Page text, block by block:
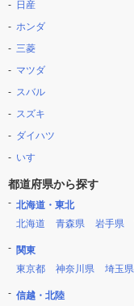
日産
ホンダ
三菱
マツダ
スバル
スズキ
ダイハツ
いすゞ
都道府県から探す
北海道・東北
北海道
青森県 岩手県
関東
東京都
神奈川県 埼玉県
信越・北陸